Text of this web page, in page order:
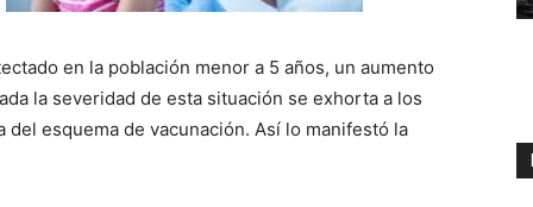
en la población menor a 5 años, un aumento
la severidad de esta situación se exhorta a los
esquema de vacunación. Así lo manifestó la